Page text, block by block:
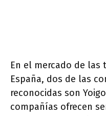
En el mercado de las
España, dos de las
reconocidas son
compañías ofrecen